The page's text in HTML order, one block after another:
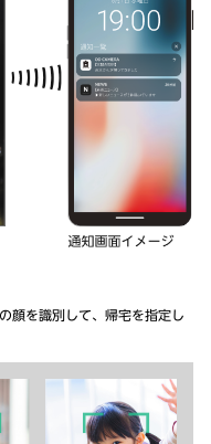
顔を識別して、帰宅を指定し